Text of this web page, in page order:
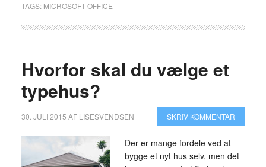
TAGS: MICROSOFT OFFICE
Hvorfor skal du vælge et
typehus?
30. JULI 2015 AF LISESVENDSEN SKRIV KOMMENTAR
Der er mange fordele ved at
bygge et nyt hus selv, men det